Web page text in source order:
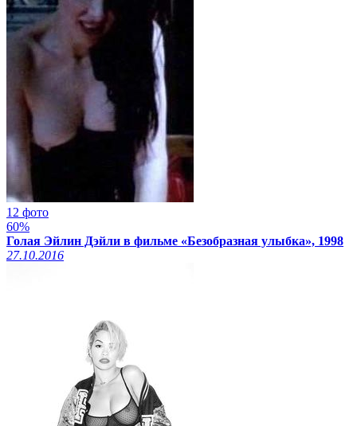
12 фото
60%
Голая Эйлин Дэйли в фильме «Безобразная улыбка», 1998
27.10.2016